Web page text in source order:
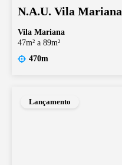
N.A.U. Vila Mariana
Vila Mariana
47m² a 89m²
470m
Lançamento